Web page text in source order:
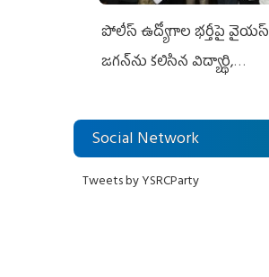
పోలీస్ ఉద్యోగాల భర్తీపై వైయస్
జగన్‌ను కలిసిన విద్యార్థి,
Social Network
Tweets by YSRCParty